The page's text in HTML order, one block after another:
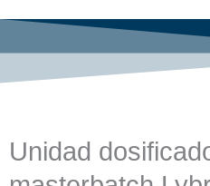
Unidad